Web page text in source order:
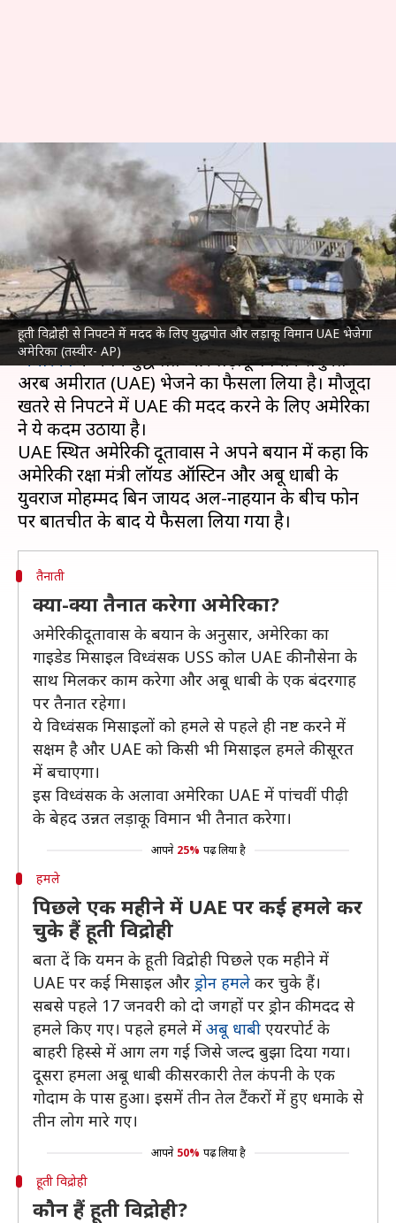
हूती विद्रोही से निपटने में मदद के लिए युद्धपोत और लड़ाकू विमान UAE भेजेगा
अमेरिका (तस्वीर- AP)
हूती विद्रोही से निपटने में मदद के लिए
युद्धपोत और लड़ाकू विमान UAE
भेजेगा अमेरिका
लेखन मुकुल तोमर Feb 02, 2022 01:28 pm
क्या है खबर?
यमन केहूती विद्रोहियोंके मिसाइल हमलों को देखते हुए
अमेरिकाने अपने युद्धपोत और लड़ाकू विमान संयुक्त
अरब अमीरात (UAE) भेजने का फैसला लिया है। मौजूदा
खतरे से निपटने में UAE की मदद करने के लिए अमेरिका
ने ये कदम उठाया है।
UAE स्थित अमेरिकी दूतावास ने अपने बयान में कहा कि
अमेरिकी रक्षा मंत्री लॉयड ऑस्टिन और अबू धाबी के
युवराज मोहम्मद बिन जायद अल-नाहयान के बीच फोन
तैनाती
क्या-क्या तैनात करेगा अमेरिका?
अमेरिकी दूतावास के बयान के अनुसार, अमेरिका का
गाइडेड मिसाइल विध्वंसक USS कोल UAE की नौसेना के
साथ मिलकर काम करेगा और अबू धाबी के एक बंदरगाह
पर तैनात रहेगा।
ये विध्वंसक मिसाइलों को हमले से पहले ही नष्ट करने में
सक्षम है और UAE को किसी भी मिसाइल हमले की सूरत
में बचाएगा।
इस विध्वंसक के अलावा अमेरिका UAE में पांचवीं पीढ़ी
के बेहद उन्नत लड़ाकू विमान भी तैनात करेगा।
आपने 25% पढ़ लिया है
हमले
पिछले एक महीने में UAE पर कई हमले कर
चुके हैं हूती विद्रोही
बता दें कि यमन के हूती विद्रोही पिछले एक महीने में
UAE पर कई मिसाइल और ड्रोन हमले कर चुके हैं।
सबसे पहले 17 जनवरी को दो जगहों पर ड्रोन की मदद से
हमले किए गए। पहले हमले में अबू धाबी एयरपोर्ट के
बाहरी हिस्से में आग लग गई जिसे जल्द बुझा दिया गया।
दूसरा हमला अबू धाबी की सरकारी तेल कंपनी के एक
गोदाम के पास हुआ। इसमें तीन तेल टैंकरों में हुए धमाके से
तीन लोग मारे गए।
आपने 50% पढ़ लिया है
हूती विद्रोही
कौन हैं हूती विद्रोही?